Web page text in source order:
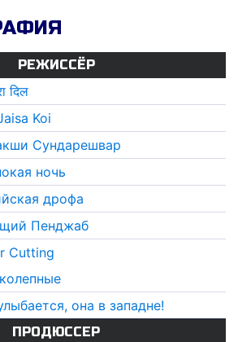
РЕЖИССЁР
दिल
Koi
Сундарешвар
ночь
дрофа
Пенджаб
Cutting
она в западне!
ПРОДЮССЕР